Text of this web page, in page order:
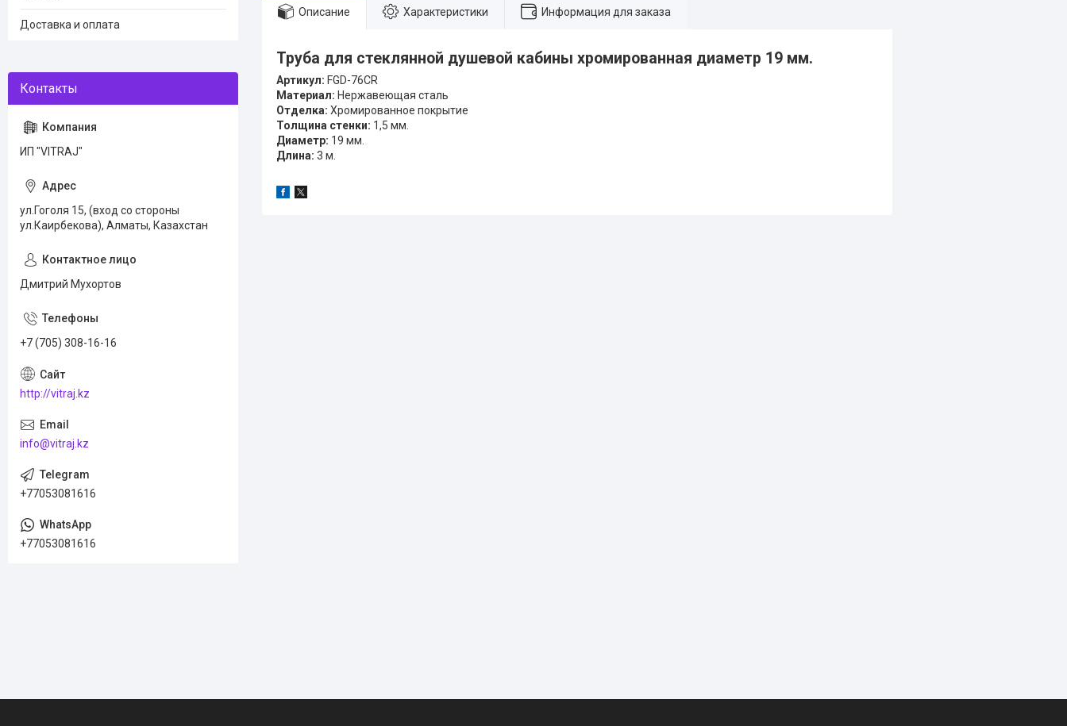
Описание Характеристики Информация для заказа
Труба для стеклянной душевой кабины хромированная диаметр 19 мм.
Артикул: FGD-76CR
Материал: Нержавеющая сталь
Отделка: Хромированное покрытие
Толщина стенки: 1,5 мм.
Диаметр: 19 мм.
Длина: 3 м.
Доставка и оплата
ИП "VITRAJ"
ул.Гоголя 15, (вход со стороны
ул.Каирбекова), Алматы, Казахстан
Дмитрий Мухортов
+7 (705) 308-16-16
http://vitraj.kz
info@vitraj.kz
+77053081616
+77053081616